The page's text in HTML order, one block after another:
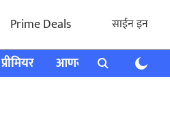
Prime Deals साईन इन
प्रीमियर आणखी राशी भविष्य